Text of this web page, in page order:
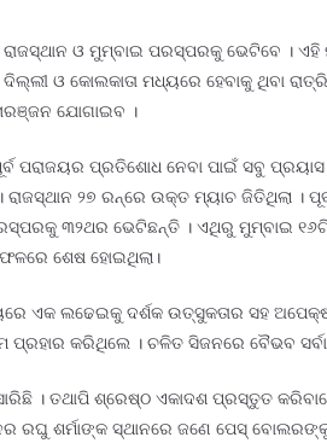
ଓ ମୁମ୍ବାଇ ପରସ୍ପରକୁ ଭେଟିବେ । ଏହି
ଓ କୋଲକାତା ମଧ୍ୟରେ ହେବାକୁ ଥିବା
ଯୋଗାଇବ ।
ପରାଜୟର ପ୍ରତିଶୋଧ ନେବା ପାଇଁ ସବୁ
୨୭ ରନ୍ରେ ଉକ୍ତ ମ୍ୟାଚ ଜିତିଥିଲା ।
୩୨ଥର ଭେଟିଛନ୍ତି । ଏଥିରୁ ମୁମ୍ବାଇ
ଶେଷ ହୋଇଥିଲା।
ଏକ ଲଢେଇକୁ ଦର୍ଶକ ଉତ୍ସୁକତାର ସହ
କରିଥିଲେ । ଚଳିତ ସିଜନରେ ବୈଭବ
। ତଥାପି ଶ୍ରେଷ୍ଠ ଏକାଦଶ ପ୍ରସ୍ତୁତ
ରଘୁ ଶର୍ମାଙ୍କ ସ୍ଥାନରେ ଜଣେ ପେସ୍